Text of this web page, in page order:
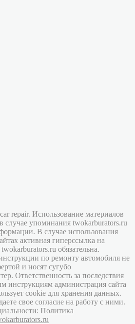
repair. Использование материалов
случае упоминания twokarburators.ru
В случае использования
активная гиперссылка на
обязательна.
по ремонту автомобиля не
и носят сугубо
Ответственность за последствия
инструкциям администрация сайта
cookie для хранения данных.
свое согласие на работу с ними.
Политика